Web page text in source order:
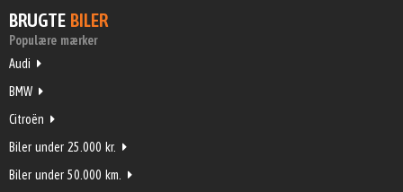
BRUGTE BILER
Populære mærker
Audi
BMW
Citroën
Biler under 25.000 kr.
Biler under 50.000 km.